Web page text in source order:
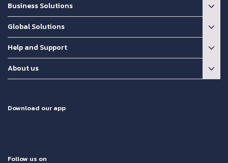
Business Solutions
Global Solutions
Help and Support
About us
Download our app
Follow us on